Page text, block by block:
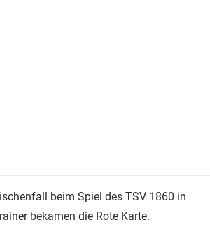
beim Spiel des TSV 1860 in
bekamen die Rote Karte.